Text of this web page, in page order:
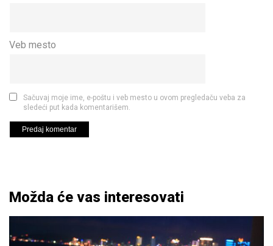
Veb mesto
Sačuvaj moje ime, e-poštu i veb mesto u ovom pregledaču veba za
sledeći put kada komentarišem.
Možda će vas interesovati